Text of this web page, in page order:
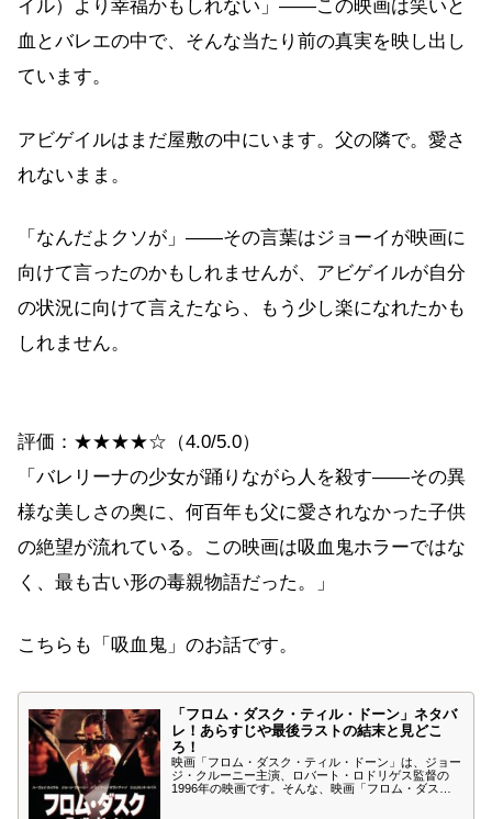
イル）より幸福かもしれない」——この映画は笑いと
血とバレエの中で、そんな当たり前の真実を映し出し
ています。
アビゲイルはまだ屋敷の中にいます。父の隣で。愛さ
れないまま。
「なんだよクソが」——その言葉はジョーイが映画に
向けて言ったのかもしれませんが、アビゲイルが自分
の状況に向けて言えたなら、もう少し楽になれたかも
しれません。
評価：★★★★☆（4.0/5.0）
「バレリーナの少女が踊りながら人を殺す——その異
様な美しさの奥に、何百年も父に愛されなかった子供
の絶望が流れている。この映画は吸血鬼ホラーではな
く、最も古い形の毒親物語だった。」
こちらも「吸血鬼」のお話です。
「フロム・ダスク・ティル・ドーン」ネタバ
レ！あらすじや最後ラストの結末と見どこ
ろ！
映画「フロム・ダスク・ティル・ドーン」は、ジョー
ジ・クルーニー主演、ロバート・ロドリゲス監督の
1996年の映画です。そんな、映画「フロム・ダス